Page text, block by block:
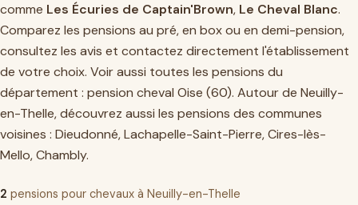
comme Les Écuries de Captain'Brown, Le Cheval Blanc.
Comparez les pensions au pré, en box ou en demi-pension,
consultez les avis et contactez directement l'établissement
de votre choix. Voir aussi toutes les pensions du
département : pension cheval Oise (60). Autour de Neuilly-
en-Thelle, découvrez aussi les pensions des communes
voisines : Dieudonné,Lachapelle-Saint-Pierre,Cires-lès-
Mello,Chambly.
2 pensions pour chevaux à Neuilly-en-Thelle